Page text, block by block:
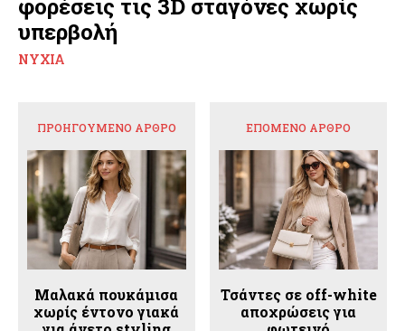
φορέσεις τις 3D σταγόνες χωρίς
υπερβολή
ΝΎΧΙΑ
ΠΡΟΗΓΟΎΜΕΝΟ ΆΡΘΡΟ
Μαλακά πουκάμισα
χωρίς έντονο γιακά
ΕΠΌΜΕΝΟ ΆΡΘΡΟ
Τσάντες σε off-white
αποχρώσεις για